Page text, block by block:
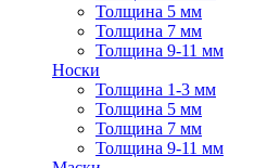
Толщина 5 мм
Толщина 7 мм
Толщина 9-11 мм
Носки
Толщина 1-3 мм
Толщина 5 мм
Толщина 7 мм
Толщина 9-11 мм